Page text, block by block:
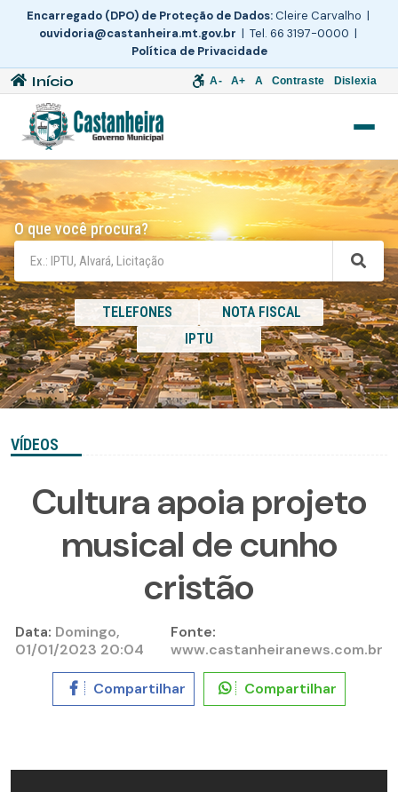
Encarregado (DPO) de Proteção de Dados:Cleire Carvalho |
ouvidoria@castanheira.mt.gov.br | Tel. 66 3197-0000 |
Política de Privacidade
Início A- A+ A Contraste Dislexia
O que você procura?
TELEFONES
NOTA FISCAL
IPTU
VÍDEOS
Cultura apoia projeto
musical de cunho
cristão
Data: Domingo,
01/01/2023 20:04
Fonte:
www.castanheiranews.com.br
Compartilhar Compartilhar